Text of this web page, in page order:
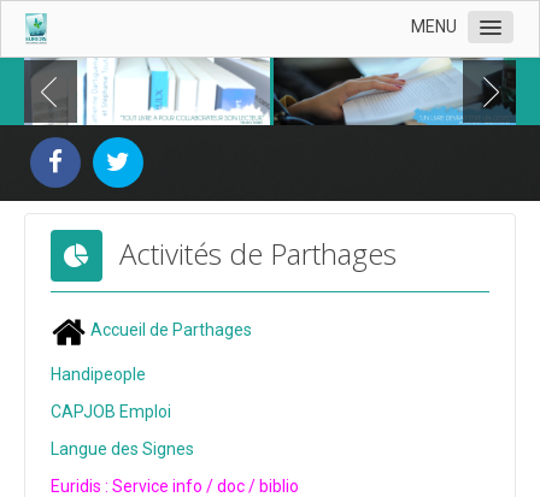
MENU
Présentation d'Euridis
Nos livres
Documentation du handicap
Derniers livrets Euridis
Livrets
Liens
Nos éditeurs
Contact
Activités de Parthages
Accueil de Parthages
Handipeople
CAPJOB Emploi
Langue des Signes
Euridis : Service info / doc / biblio